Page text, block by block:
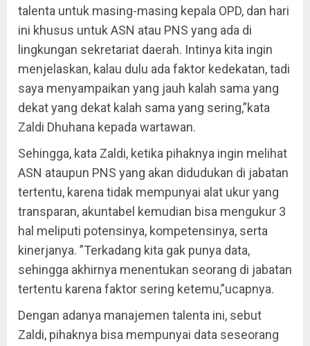
talenta untuk masing-masing kepala OPD, dan hari
ini khusus untuk ASN atau PNS yang ada di
lingkungan sekretariat daerah. Intinya kita ingin
menjelaskan, kalau dulu ada faktor kedekatan, tadi
saya menyampaikan yang jauh kalah sama yang
dekat yang dekat kalah sama yang sering,”kata
Zaldi Dhuhana kepada wartawan.
Sehingga, kata Zaldi, ketika pihaknya ingin melihat
ASN ataupun PNS yang akan didudukan di jabatan
tertentu, karena tidak mempunyai alat ukur yang
transparan, akuntabel kemudian bisa mengukur 3
hal meliputi potensinya, kompetensinya, serta
kinerjanya. ”Terkadang kita gak punya data,
sehingga akhirnya menentukan seorang di jabatan
tertentu karena faktor sering ketemu,”ucapnya.
Dengan adanya manajemen talenta ini, sebut
Zaldi, pihaknya bisa mempunyai data seseorang